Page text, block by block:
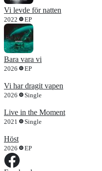
Vi levde för natten
2022 EP
Bara vara vi
2026 EP
Vi har dragit vapen
2026 Single
Live in the Moment
2021 Single
Höst
2026 EP